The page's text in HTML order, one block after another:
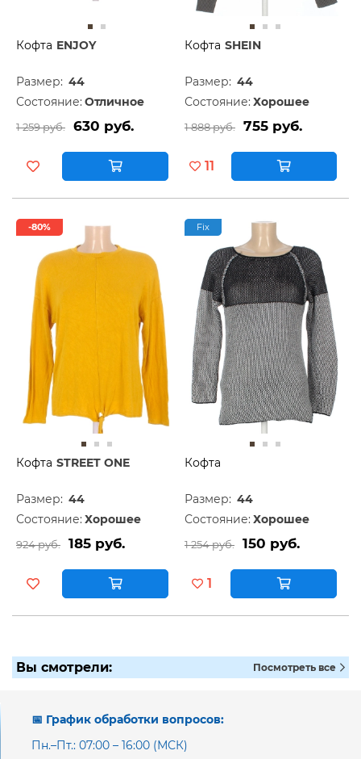
Кофта ENJOY
Размер: 44
Состояние: Отличное
1 259 руб. 630 руб.
Кофта SHEIN
Размер: 44
Состояние: Хорошее
1 888 руб. 755 руб.
11
-80%
Кофта STREET ONE
Размер: 44
Состояние: Хорошее
924 руб. 185 руб.
Fix
Кофта
Размер: 44
Состояние: Хорошее
1 254 руб. 150 руб.
1
Вы смотрели: Посмотреть все
📅 График обработки вопросов:
Пн.–Пт.: 07:00 – 16:00 (МСК)